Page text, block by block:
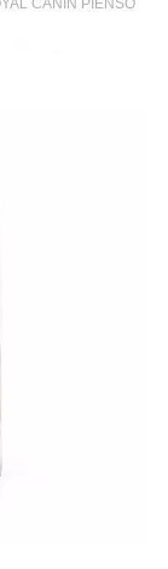
CANIN PIENSO